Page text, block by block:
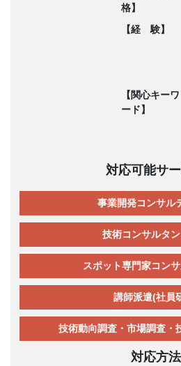
格】
【経 験】
【関心キーワ
ード】
対応可能サ
事業開発コンサル
技術コンサルタ
スポット専門家コン
講師派遣(社員
技術動向調査・市場調査・
対応方法